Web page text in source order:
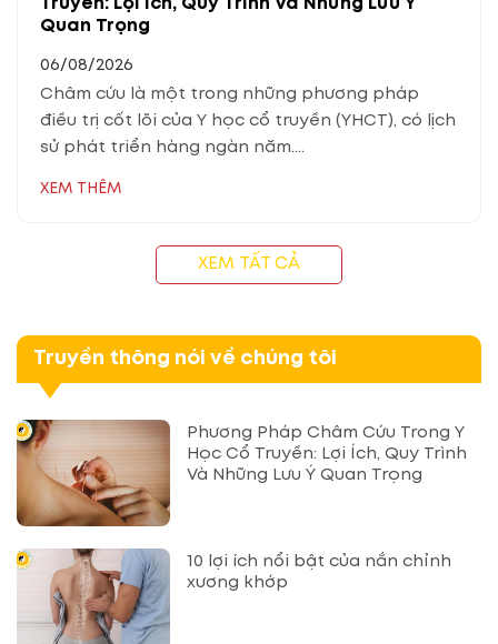
Truyền: Lợi Ích, Quy Trình Và Những Lưu Ý
Quan Trọng
06/08/2026
Châm cứu là một trong những phương pháp
điều trị cốt lõi của Y học cổ truyền (YHCT), có lịch
sử phát triển hàng ngàn năm....
XEM THÊM
XEM TẤT CẢ
Truyền thông nói về chúng tôi
Phương Pháp Châm Cứu Trong Y
Học Cổ Truyền: Lợi Ích, Quy Trình
Và Những Lưu Ý Quan Trọng
10 lợi ích nổi bật của nắn chỉnh
xương khớp